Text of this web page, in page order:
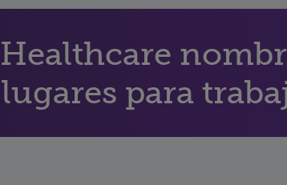
para